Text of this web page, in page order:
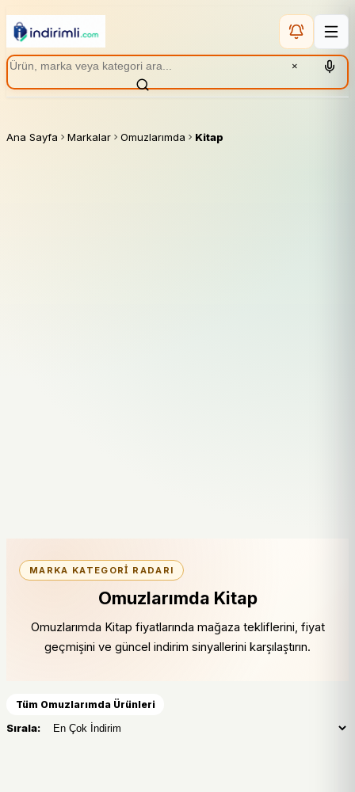
×
Ana Sayfa Markalar Omuzlarımda Kitap
MARKA KATEGORI RADARI
Omuzlarımda Kitap
Omuzlarımda Kitap fiyatlarında mağaza tekliflerini, fiyat
geçmişini ve güncel indirim sinyallerini karşılaştırın.
Tüm Omuzlarımda Ürünleri
Sırala: